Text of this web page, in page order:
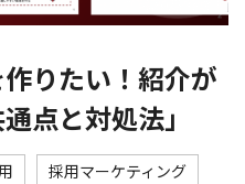
作りたい！紹介が
点と対処法」
採用マーケティング